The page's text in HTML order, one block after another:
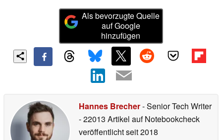
Als bevorzugte Quelle
auf Google
hinzufügen
Hannes Brecher- Senior Tech Writer
- 22013 Artikel auf Notebookcheck
veröffentlichtseit 2018